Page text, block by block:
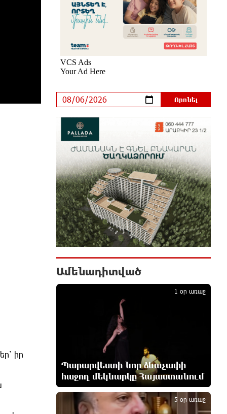
իր
Բերեզովսկի
5 ժամ առաջ
Գերմանիայում ահաբեկչության
Լայպցիգի օդանավակայանում
պայթուցիկով անօդաչու սարք
Իրազեկում․ գործարկվելու է
էլեկտրական շչակ
37 թիվն է. վաղը զանգը հնչելու է
նույնիսկ կատակ անողների
համար. Մենուա Սողոմոնյան
6 ժամ առաջ
Օգոստոսի 6-ին, 7-ին, 10-ին, 11-
ին, 12-ին և 13-ին հարյուրավոր
հասցեներում լույս չի լինելու
Ջուր հավաքեք․ բազմաթիվ
հասցեներում ջուր չի լինելու
Եվրոպայի մայրաքաղաքները
գրանցում են շոգի նոր ռեկորդներ
7 ժամ առաջ
Զովունի-Եղվարդ ճանապարհին
բախվել են «Alfa Romeo»-ն և
Ամենադիտված
Պարարվեստի նոր ձևաչափի
հաջող մեկնարկը Հայաստանում
1 օր առաջ
1
5 օր առաջ